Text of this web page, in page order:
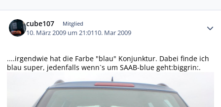
cube107 Mitglied
10. März 2009 um 21:0110. Mar 2009
....irgendwie hat die Farbe "blau" Konjunktur. Dabei finde ich
blau super, jedenfalls wenn`s um SAAB-blue geht:biggrin:.